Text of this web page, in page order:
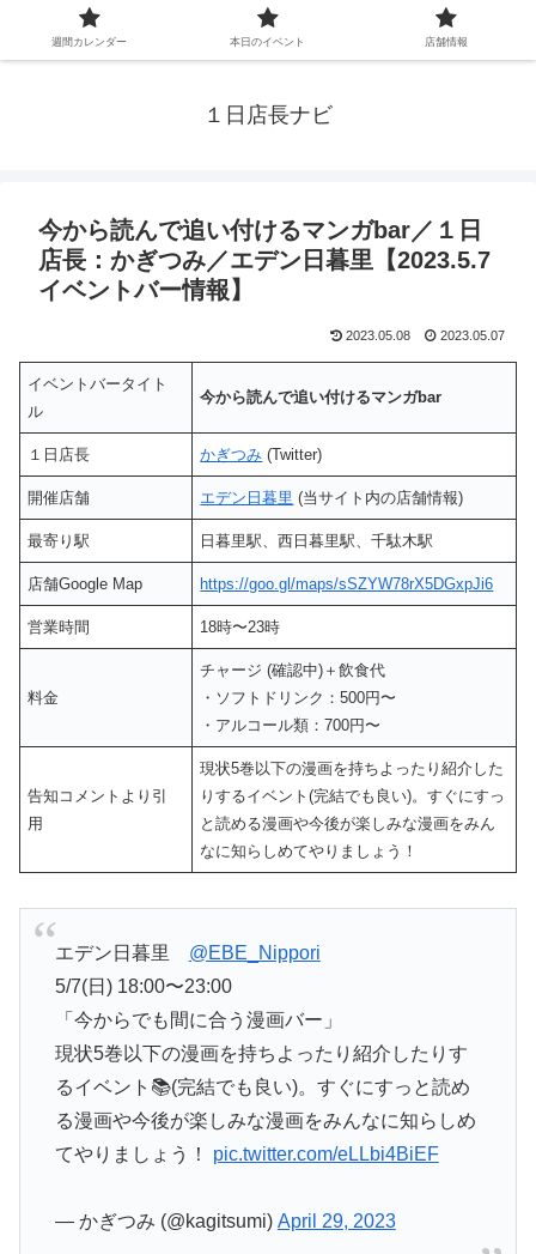
１日店長ナビ
今から読んで追い付けるマンガbar／１日
店長：かぎつみ／エデン日暮里【2023.5.7
イベントバー情報】
2023.05.08 2023.05.07
イベントバータイト
ル
今から読んで追い付けるマンガbar
１日店長 かぎつみ (Twitter)
開催店舗 エデン日暮里 (当サイト内の店舗情報)
最寄り駅 日暮里駅、西日暮里駅、千駄木駅
店舗Google Map https://goo.gl/maps/sSZYW78rX5DGxpJi6
営業時間 18時〜23時
料金
チャージ (確認中)＋飲食代
・ソフトドリンク：500円〜
・アルコール類：700円〜
告知コメントより引
用
現状5巻以下の漫画を持ちよったり紹介した
りするイベント(完結でも良い)。すぐにすっ
と読める漫画や今後が楽しみな漫画をみん
なに知らしめてやりましょう！
エデン日暮里 @EBE_Nippori
5/7(日) 18:00〜23:00
「今からでも間に合う漫画バー」
現状5巻以下の漫画を持ちよったり紹介したりす
るイベント📚(完結でも良い)。すぐにすっと読め
る漫画や今後が楽しみな漫画をみんなに知らしめ
てやりましょう！ pic.twitter.com/eLLbi4BiEF
— かぎつみ (@kagitsumi) April 29, 2023
週間カレンダー 本日のイベント 店舗情報